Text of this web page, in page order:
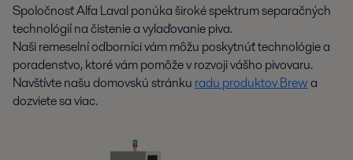
Spoločnosť Alfa Laval ponúka široké spektrum separačných
technológií na čistenie a vylaďovanie piva.
Naši remeselní odborníci vám môžu poskytnúť technológie a
poradenstvo, ktoré vám pomôže v rozvoji vášho pivovaru.
Navštívte našu domovskú stránku radu produktov Brewa
dozviete sa viac.